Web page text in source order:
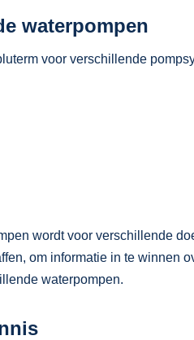
waterpompen
voor verschillende
wordt voor verschillende
om informatie in te winnen
waterpompen.